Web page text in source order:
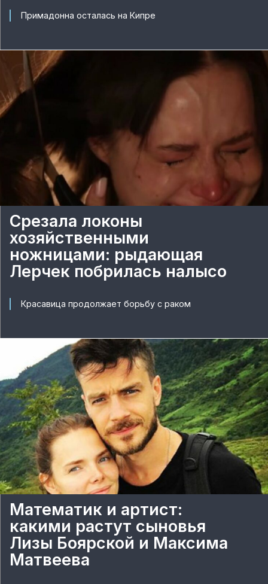
Примадонна осталась на Кипре
Срезала локоны
хозяйственными
ножницами: рыдающая
Лерчек побрилась налысо
Красавица продолжает борьбу с раком
Математик и артист:
какими растут сыновья
Лизы Боярской и Максима
Матвеева